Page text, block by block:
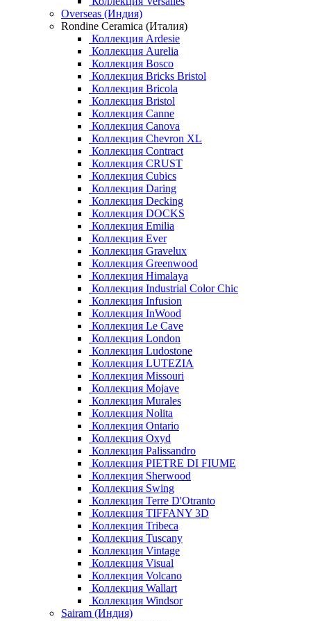
Overseas (Индия)
Rondine Ceramica (Италия)
Коллекция Ardesie
Коллекция Aurelia
Коллекция Bosco
Коллекция Bricks Bristol
Коллекция Bricola
Коллекция Bristol
Коллекция Canne
Коллекция Canova
Коллекция Chevron XL
Коллекция Contract
Коллекция CRUST
Коллекция Cubics
Коллекция Daring
Коллекция Decking
Коллекция DOCKS
Коллекция Emilia
Коллекция Ever
Коллекция Gravelux
Коллекция Greenwood
Коллекция Himalaya
Коллекция Industrial Color Chic
Коллекция Infusion
Коллекция InWood
Коллекция Le Cave
Коллекция London
Коллекция Ludostone
Коллекция LUTEZIA
Коллекция Missouri
Коллекция Mojave
Коллекция Murales
Коллекция Nolita
Коллекция Ontario
Коллекция Oxyd
Коллекция Palissandro
Коллекция PIETRE DI FIUME
Коллекция Sherwood
Коллекция Swing
Коллекция Terre D'Otranto
Коллекция TIFFANY 3D
Коллекция Tribeca
Коллекция Tuscany
Коллекция Vintage
Коллекция Visual
Коллекция Volcano
Коллекция Wallart
Коллекция Windsor
Sairam (Индия)